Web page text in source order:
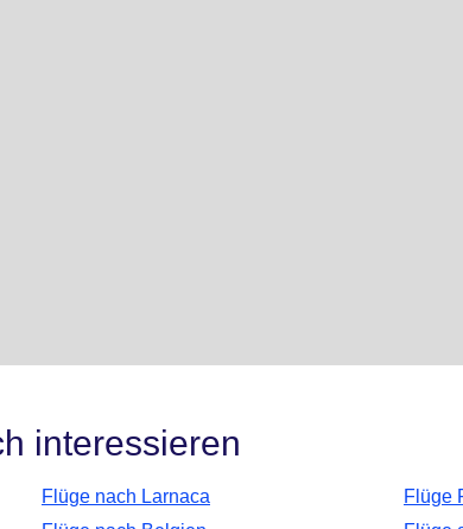
interessieren
Flüge nach Larnaca Flüge